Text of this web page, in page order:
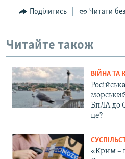
Поділитись Читати
Читайте також
ВІЙНА ТА
БпЛА до
це?
«Крим –